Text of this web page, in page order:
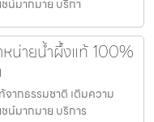
น์มากมาย บริกา
น่ายน้ำผึ้งแท้ 100%
ากธรรมชาติ เติมความ
น์มากมาย บริการ